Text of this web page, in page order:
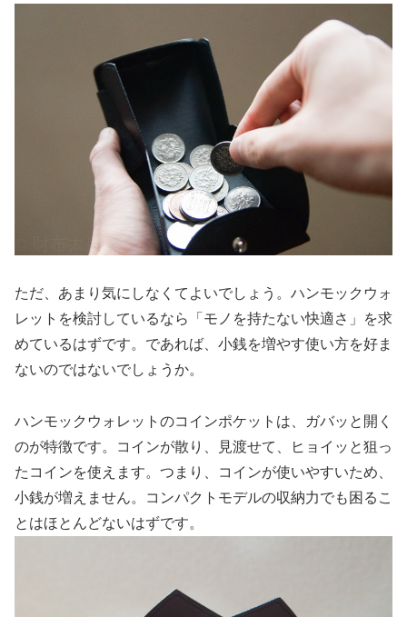
ただ、あまり気にしなくてよいでしょう。ハンモックウォ
レットを検討しているなら「モノを持たない快適さ」を求
めているはずです。であれば、小銭を増やす使い方を好ま
ないのではないでしょうか。
ハンモックウォレットのコインポケットは、ガバッと開く
のが特徴です。コインが散り、見渡せて、ヒョイッと狙っ
たコインを使えます。つまり、コインが使いやすいため、
小銭が増えません。コンパクトモデルの収納力でも困るこ
とはほとんどないはずです。